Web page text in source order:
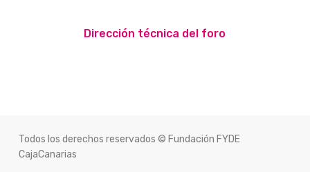
Dirección técnica del foro
Todos los derechos reservados © Fundación FYDE
CajaCanarias